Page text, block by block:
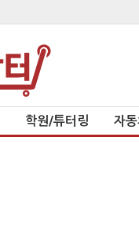
학원/튜터링 자